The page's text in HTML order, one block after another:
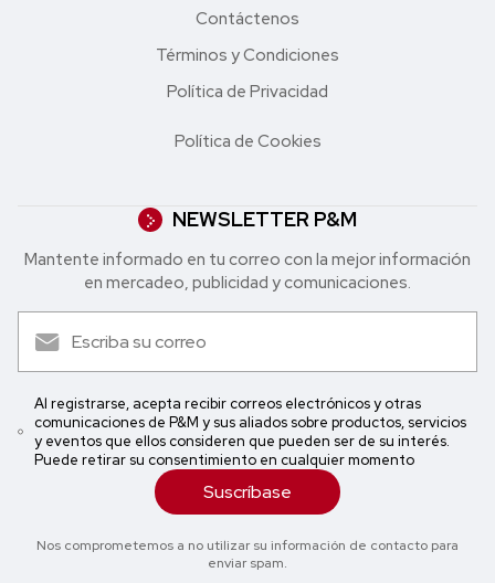
Contáctenos
Términos y Condiciones
Política de Privacidad
Política de Cookies
NEWSLETTER P&M
Mantente informado en tu correo con la mejor in formación
en mercadeo, publicidad y comunicaciones.
Al registrarse, acepta recibir correos electrónicos y otras
comunicaciones de P&M y sus aliados sobre productos, servicios
y eventos que ellos consideren que pueden ser de su interés.
Puede retirar su consentimiento en cualquier momento
Suscríbase
Nos comprometemos a no utilizar su información de contacto para
enviar spam.